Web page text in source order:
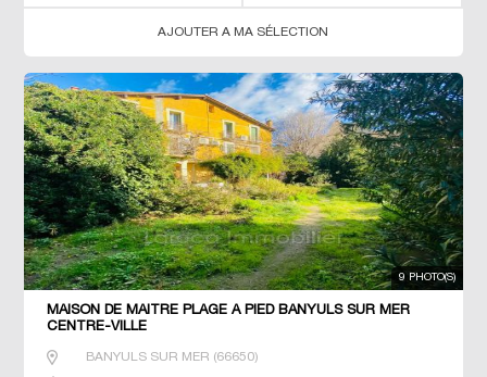
AJOUTER A MA SÉLECTION
9 PHOTO(S)
MAISON DE MAÎTRE PLAGE À PIED BANYULS SUR MER
CENTRE-VILLE
BANYULS SUR MER (66650)